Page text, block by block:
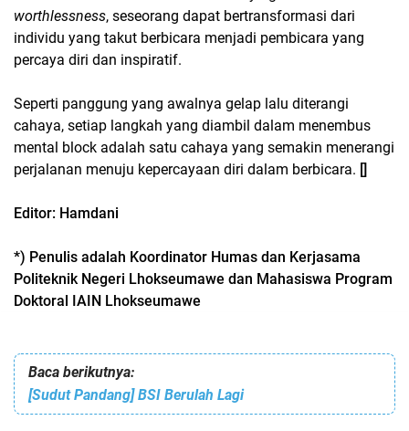
worthlessness, seseorang dapat bertransformasi dari
individu yang takut berbicara menjadi pembicara yang
percaya diri dan inspiratif.
Seperti panggung yang awalnya gelap lalu diterangi
cahaya, setiap langkah yang diambil dalam menembus
mental block adalah satu cahaya yang semakin menerangi
perjalanan menuju kepercayaan diri dalam berbicara. []
Editor: Hamdani
*) Penulis adalah Koordinator Humas dan Kerjasama
Politeknik Negeri Lhokseumawe dan Mahasiswa Program
Doktoral IAIN Lhokseumawe
Baca berikutnya:
[Sudut Pandang] BSI Berulah Lagi